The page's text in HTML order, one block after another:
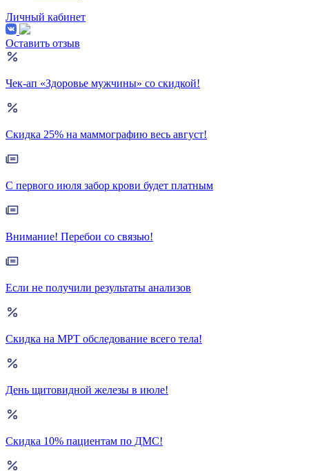
Личный кабинет
Оставить отзыв
Чек-ап «Здоровье мужчины» со скидкой!
Скидка 25% на маммографию весь август!
С первого июля забор крови будет платным
Внимание! Перебои со связью!
Если не получили результаты анализов
Скидка на МРТ обследование всего тела!
День щитовидной железы в июле!
Скидка 10% пациентам по ДМС!